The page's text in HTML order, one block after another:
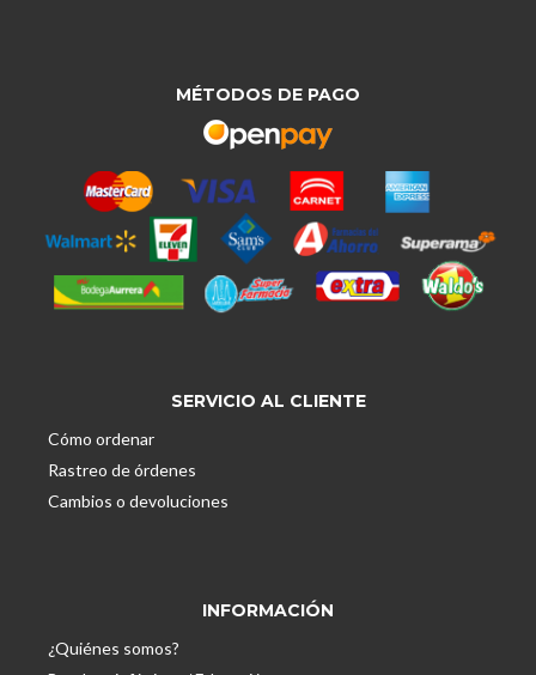
MÉTODOS DE PAGO
SERVICIO AL CLIENTE
Cómo ordenar
Rastreo de órdenes
Cambios o devoluciones
INFORMACIÓN
¿Quiénes somos?